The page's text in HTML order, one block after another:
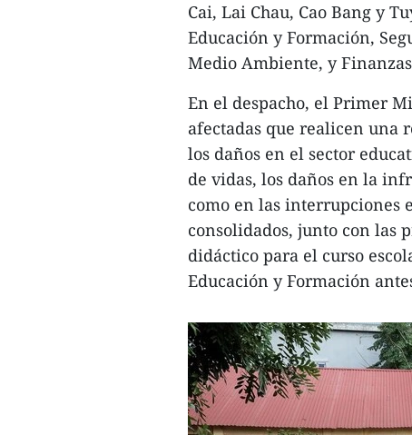
Cai, Lai Chau, Cao Bang y
Educación y Formación,
Medio Ambiente, y
En el despacho, el Primer
afectadas que realicen una
los daños en el sector
de vidas, los daños en la
como en las interrupciones
consolidados, junto con las
didáctico para el curso
Educación y Formación